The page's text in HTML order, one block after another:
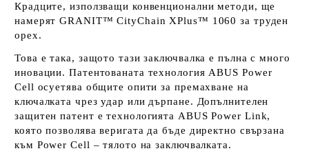
Крадците, използващи конвенционални методи, ще
намерят GRANIT™ CityChain XPlus™ 1060 за труден
орех.
Това е така, защото тази заключвалка е пълна с много
иновации. Патентованата технология ABUS Power
Cell осуетява общите опити за премахване на
ключалката чрез удар или дърпане. Допълнителен
защитен патент е технологията ABUS Power Link,
която позволява веригата да бъде директно свързана
към Power Cell – тялото на заключвалката.